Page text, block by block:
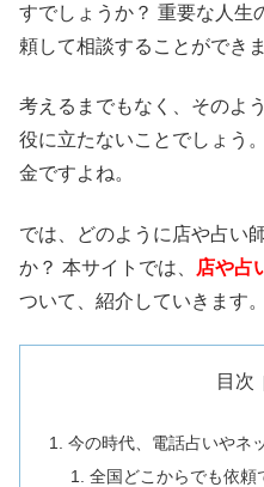
すでしょうか？ 重要な人生
頼して相談することができ
考えるまでもなく、そのよ
役に立たないことでしょう
金ですよね。
では、どのように店や占い
か？ 本サイトでは、
店や占
ついて、紹介していきます。
目次
今の時代、電話占いやネ
全国どこからでも依頼